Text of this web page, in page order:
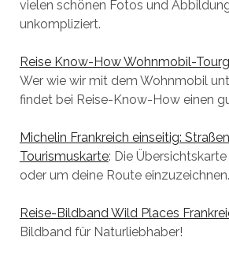
vielen schönen Fotos und
unkompliziert.
Reise Know-How Wohnmobil-
Wer wie wir mit dem Wohnmobil
findet bei Reise-Know-How einen
Michelin Frankreich einseitig:
Tourismuskarte: Die
oder um deine Route einzuzeichnen.
Reise-Bildband Wild Places
Bildband für Naturliebhaber!